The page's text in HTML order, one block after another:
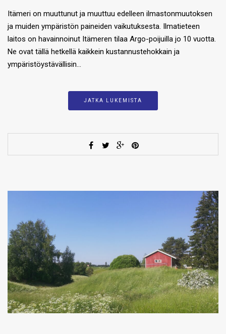
Itämeri on muuttunut ja muuttuu edelleen ilmastonmuutoksen
ja muiden ympäristön paineiden vaikutuksesta. Ilmatieteen
laitos on havainnoinut Itämeren tilaa Argo-poijuilla jo 10 vuotta.
Ne ovat tällä hetkellä kaikkein kustannustehokkain ja
ympäristöystävällisin…
JATKA LUKEMISTA